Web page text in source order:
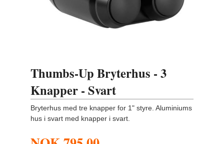
Thumbs-Up Bryterhus - 3
Knapper - Svart
Bryterhus med tre knapper for 1" styre. Aluminiums
hus i svart med knapper i svart.